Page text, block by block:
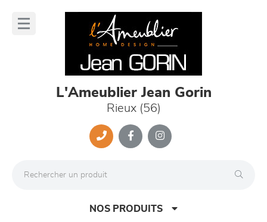
L'Ameublier Jean Gorin
Rieux (56)
NOS PRODUITS